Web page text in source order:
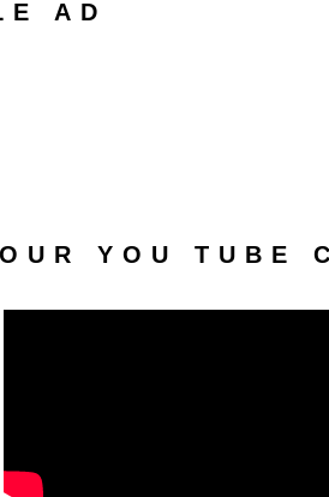
AD
YOU TUBE